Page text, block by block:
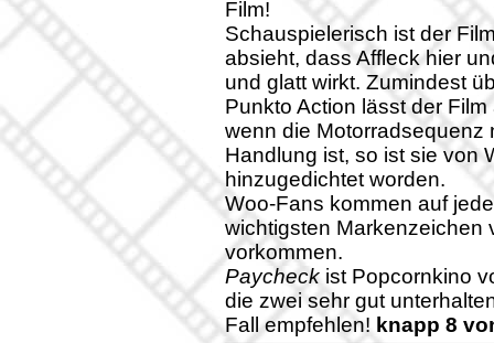
Film!
Schauspielerisch ist der
absieht, dass Affleck hier
und glatt wirkt. Zumindest
Punkto Action lässt der
wenn die Motorradsequenz
Handlung ist, so ist sie von
hinzugedichtet worden.
Woo-Fans kommen auf
wichtigsten Markenzeichen
vorkommen.
Paycheck ist Popcornkino
die zwei sehr gut
Fall empfehlen! knapp 8